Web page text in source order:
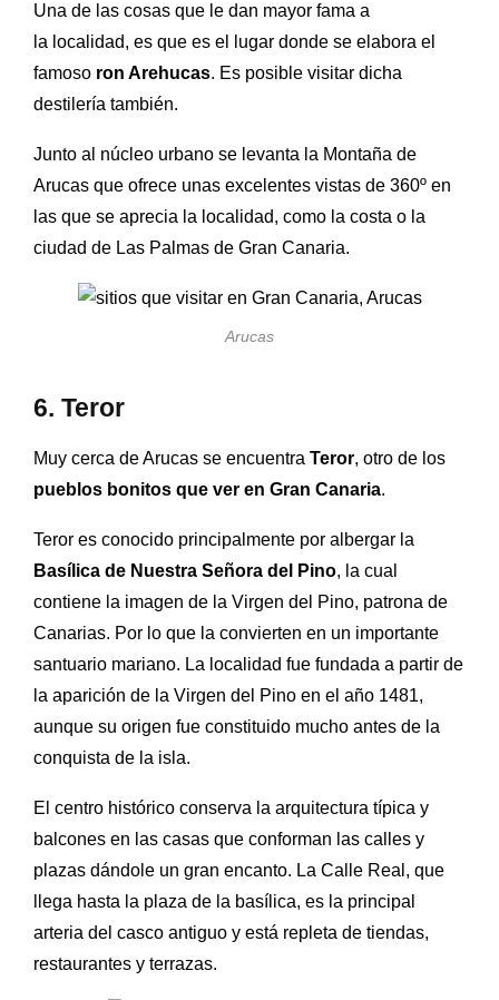
Una de las cosas que le dan mayor fama a
la localidad, es que es el lugar donde se elabora el
famoso ron Arehucas. Es posible visitar dicha
destilería también.
Junto al núcleo urbano se levanta la Montaña de
Arucas que ofrece unas excelentes vistas de 360º en
las que se aprecia la localidad, como la costa o la
ciudad de Las Palmas de Gran Canaria.
Arucas
6. Teror
Muy cerca de Arucas se encuentra Teror, otro de los
pueblos bonitos que ver en Gran Canaria.
Teror es conocido principalmente por albergar la
Basílica de Nuestra Señora del Pino, la cual
contiene la imagen de la Virgen del Pino, patrona de
Canarias. Por lo que la convierten en un importante
santuario mariano. La localidad fue fundada a partir de
la aparición de la Virgen del Pino en el año 1481,
aunque su origen fue constituido mucho antes de la
conquista de la isla.
El centro histórico conserva la arquitectura típica y
balcones en las casas que conforman las calles y
plazas dándole un gran encanto. La Calle Real, que
llega hasta la plaza de la basílica, es la principal
arteria del casco antiguo y está repleta de tiendas,
restaurantes y terrazas.